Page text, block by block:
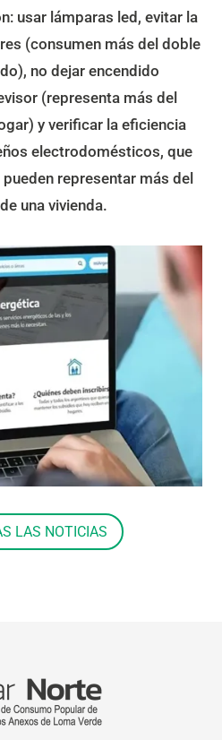
usar lámparas led, evitar la
(consumen más del doble
no dejar encendido
(representa más del
y verificar la eficiencia
electrodomésticos, que
representar más del
una vivienda.
LAS NOTICIAS